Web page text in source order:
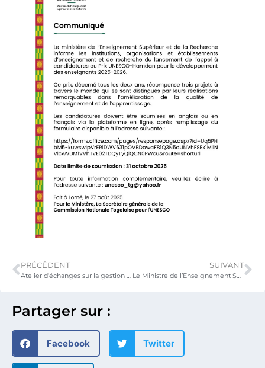
Partager sur :
Facebook Twitter
PRÉCÉDENT
Atelier d’échanges sur la gestion académique et le projet d’arrêté relatif aux établissements privés d’enseignement supérieur
SUIVANT
Le Ministre de l’Enseignement Supérieur et de la Recherche reçoit le nouvel Ambassadeur de l’Inde au Togo